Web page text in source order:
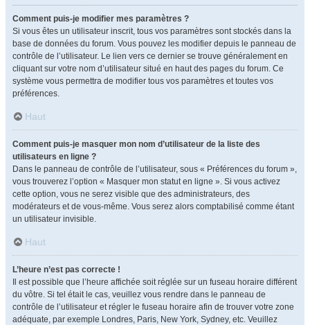
Comment puis-je modifier mes paramètres ?
Si vous êtes un utilisateur inscrit, tous vos paramètres sont stockés dans la
base de données du forum. Vous pouvez les modifier depuis le panneau de
contrôle de l’utilisateur. Le lien vers ce dernier se trouve généralement en
cliquant sur votre nom d’utilisateur situé en haut des pages du forum. Ce
système vous permettra de modifier tous vos paramètres et toutes vos
préférences.
Haut
Comment puis-je masquer mon nom d’utilisateur de la liste des
utilisateurs en ligne ?
Dans le panneau de contrôle de l’utilisateur, sous « Préférences du forum »,
vous trouverez l’option « Masquer mon statut en ligne ». Si vous activez
cette option, vous ne serez visible que des administrateurs, des
modérateurs et de vous-même. Vous serez alors comptabilisé comme étant
un utilisateur invisible.
Haut
L’heure n’est pas correcte !
Il est possible que l’heure affichée soit réglée sur un fuseau horaire différent
du vôtre. Si tel était le cas, veuillez vous rendre dans le panneau de
contrôle de l’utilisateur et régler le fuseau horaire afin de trouver votre zone
adéquate, par exemple Londres, Paris, New York, Sydney, etc. Veuillez